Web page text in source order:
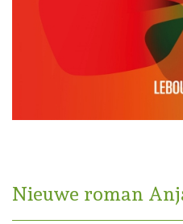
Nieuwe roman